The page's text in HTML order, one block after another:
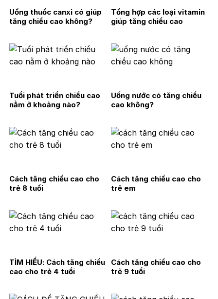
Uống thuốc canxi có giúp
tăng chiều cao không?
Tổng hợp các loại vitamin
giúp tăng chiều cao
Tuổi phát triển chiều cao
nằm ở khoảng nào?
Uống nước có tăng chiều
cao không?
Cách tăng chiều cao cho
trẻ 8 tuổi
Cách tăng chiều cao cho
trẻ em
TÌM HIỂU: Cách tăng chiều
cao cho trẻ 4 tuổi
Cách tăng chiều cao cho
trẻ 9 tuổi